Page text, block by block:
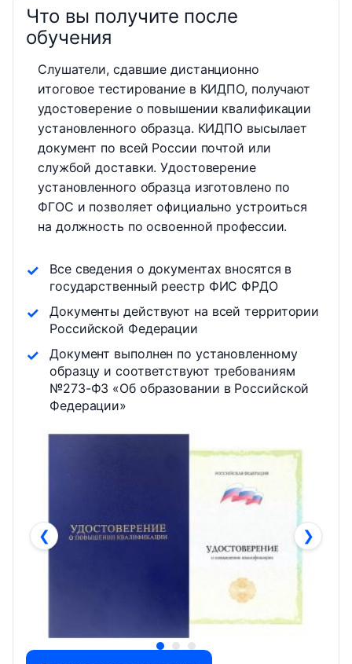
Что вы получите после
обучения
Слушатели, сдавшие дистанционно
итоговое тестирование в КИДПО, получают
удостоверение о повышении квалификации
установленного образца. КИДПО высылает
документ по всей России почтой или
службой доставки. Удостоверение
установленного образца изготовлено по
ФГОС и позволяет официально устроиться
на должность по освоенной профессии.
Все сведения о документах вносятся в
государственный реестр ФИС ФРДО
Документы действуют на всей территории
Российской Федерации
Документ выполнен по установленному
образцу и соответствуют требованиям
№273-ФЗ «Об образовании в Российской
Федерации»
❮ ❯